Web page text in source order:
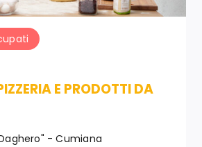
E PRODOTTI DA
- Cumiana